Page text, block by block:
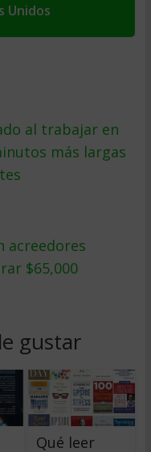
Unidos
al trabajar en
más largas
acreedores
$65,000
gustar
Qué leer